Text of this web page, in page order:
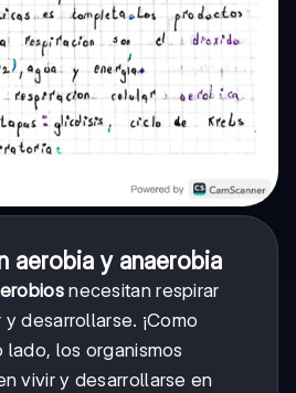
aerobia y anaerobia
necesitan respirar
desarrollarse. ¡Como
los organismos
vivir y desarrollarse en